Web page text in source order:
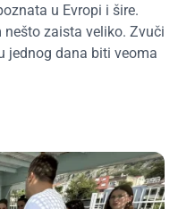
u Evropi i šire.
nešto zaista veliko. Zvuči
jednog dana biti veoma